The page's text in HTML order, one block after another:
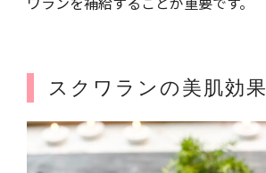
スクワランの美肌効果